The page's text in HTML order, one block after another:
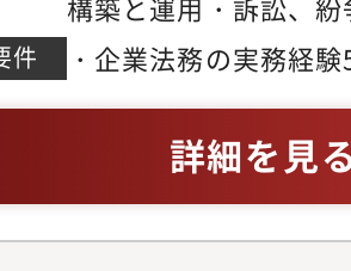
ローバル人材の育成
■手当や制度も充実
身赴任となる場合、
支給なし）、独身寮
まで または入社後5
証拠収集、事実整理
層への報告と助言）
査関係事項照会、捜
意開示対応）・社内
支援＜業務割合＞・
件
・企業法務の実務経
務経験・各種法的リ
法、民法、下請法、
詳細を見